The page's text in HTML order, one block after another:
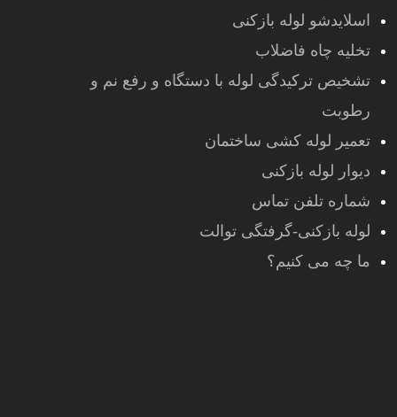
اسلایدشو لوله بازکنی
تخلیه چاه فاضلاب
تشخیص ترکیدگی لوله با دستگاه و رفع نم و
رطوبت
تعمیر لوله کشی ساختمان
دیوار لوله بازکنی
شماره تلفن تماس
لوله بازکنی-گرفتگی توالت
ما چه می کنیم؟